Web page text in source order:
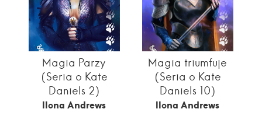
Magia Parzy
(Seria o Kate
Daniels 2)
Ilona Andrews
Magia triumfuje
(Seria o Kate
Daniels 10)
Ilona Andrews